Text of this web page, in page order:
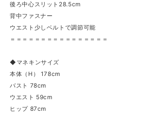
後ろ中心スリット28.5cm
背中ファスナー
ウエスト少しベルトで調節可能
＝＝＝＝＝＝＝＝＝＝＝＝＝＝＝＝
◆マネキンサイズ
本体（H） 178cm
バスト 78cm
ウエスト 59cm
ヒップ 87cm